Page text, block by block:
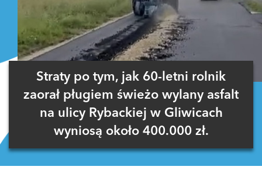
Straty po tym, jak 60-letni rolnik
zaorał pługiem świeżo wylany asfalt
na ulicy Rybackiej w Gliwicach
wyniosą około 400.000 zł.